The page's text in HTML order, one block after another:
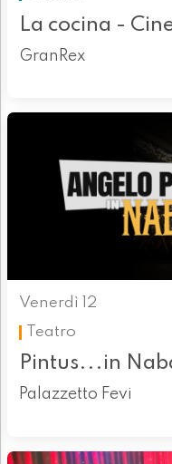
La cocina -
GranRex
Venerdì 12
Teatro
Pintus...in
Palazzetto Fevi